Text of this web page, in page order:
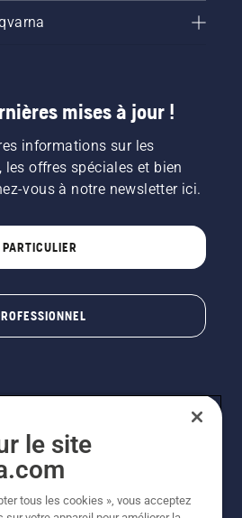
mises à jour !
informations sur les
offres spéciales et bien
vous à notre newsletter ici.
PARTICULIER
Tous droits réservés. Les prix
le site
tous les cookies », vous acceptez